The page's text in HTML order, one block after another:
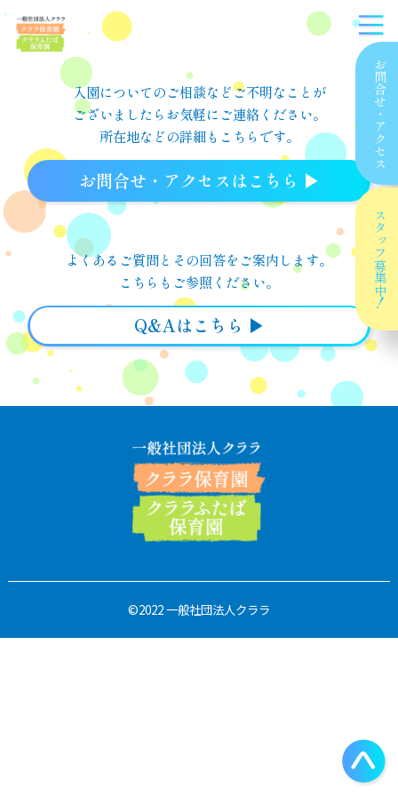
お問合せ
・
アクセス
スタッフ
募集中！
入園についてのご相談などご不明なことが
ございましたらお気軽にご連絡ください。
所在地などの詳細もこちらです。
お問合せ・アクセスはこちら ▶︎
よくあるご質問とその回答をご案内します。
こちらもご参照ください。
Q&Aはこちら ▶︎
©2022 一般社団法人クララ